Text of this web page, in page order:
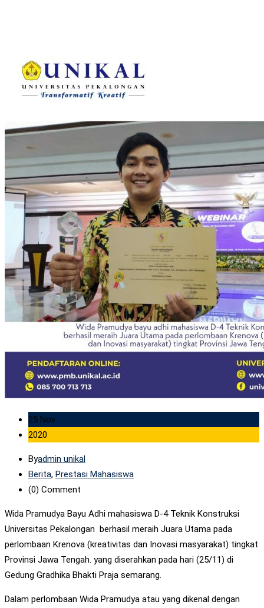
25 Nov
2020
Byadmin unikal
Berita, Prestasi Mahasiswa
(0) Comment
Wida Pramudya Bayu Adhi mahasiswa D-4 Teknik Konstruksi
Universitas Pekalongan berhasil meraih Juara Utama pada
perlombaan Krenova (kreativitas dan Inovasi masyarakat) tingkat
Provinsi Jawa Tengah. yang diserahkan pada hari (25/11) di
Gedung Gradhika Bhakti Praja semarang.
Dalam perlombaan Wida Pramudya atau yang dikenal dengan